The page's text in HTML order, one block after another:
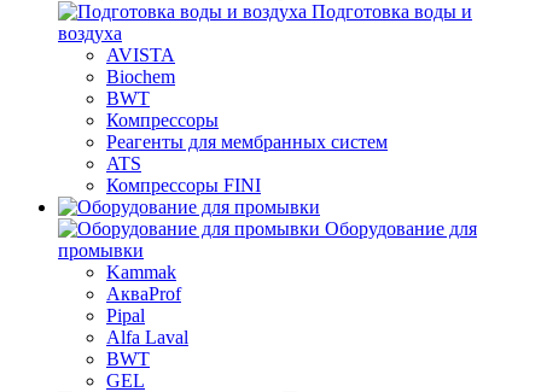
Подготовка воды и
воздуха
AVISTA
Biochem
BWT
Компрессоры
Реагенты для мембранных систем
ATS
Компрессоры FINI
Оборудование для
промывки
Kammak
АкваProf
Pipal
Alfa Laval
BWT
GEL